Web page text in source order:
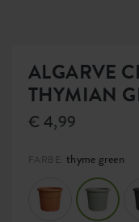
ALGARVE
THYMIAN
€ 4,99
FARBE: thyme green